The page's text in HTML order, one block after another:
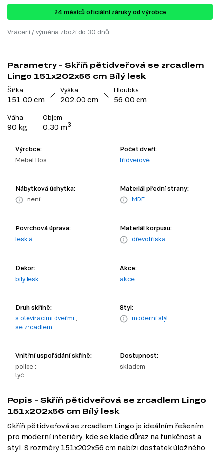
24 ​​​​měsíců oficiální záruky od výrobce
Vrácení / výměna zboží do 30 dnů
Parametry - Skříň pětidveřová se zrcadlem
Lingo 151x202x56 cm Bílý lesk
Šířka
151.00 cm
Výška
202.00 cm
Hloubka
56.00 cm
Váha
90 kg
Objem
0.30 m3
Výrobce:
Mebel Bos
Počet dveří:
třídveřové
Nábytková úchytka:
není
Materiál přední strany:
MDF
Povrchová úprava:
lesklá
Materiál korpusu:
dřevotříska
Dekor:
bílý lesk
Akce:
akce
Druh skříně:
s otevíracími dveřmi ;
se zrcadlem
Styl:
moderní styl
Vnitřní uspořádání skříně:
police ;
tyč
Dostupnost:
skladem
Popis - Skříň pětidveřová se zrcadlem Lingo
151x202x56 cm Bílý lesk
Skříň pětidveřová se zrcadlem Lingo je ideálním řešením
pro moderní interiéry, kde se klade důraz na funkčnost a
styl. S rozměry 151x202x56 cm nabízí dostatek úložného